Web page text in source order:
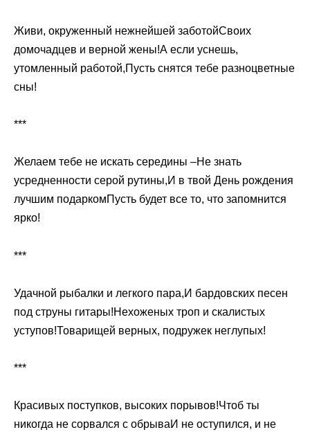
Живи, окруженный нежнейшей заботойСвоих
домочадцев и верной жены!А если уснешь,
утомленный работой,Пусть снятся тебе разноцветные
сны!
***
Желаем тебе не искать середины –Не знать
усредненности серой рутины,И в твой День рождения
лучшим подаркомПусть будет все то, что запомнится
ярко!
***
Удачной рыбалки и легкого пара,И бардовских песен
под струны гитары!Нехоженых троп и скалистых
уступов!Товарищей верных, подружек неглупых!
***
Красивых поступков, высоких порывов!Чтоб ты
никогда не сорвался с обрываИ не оступился, и не